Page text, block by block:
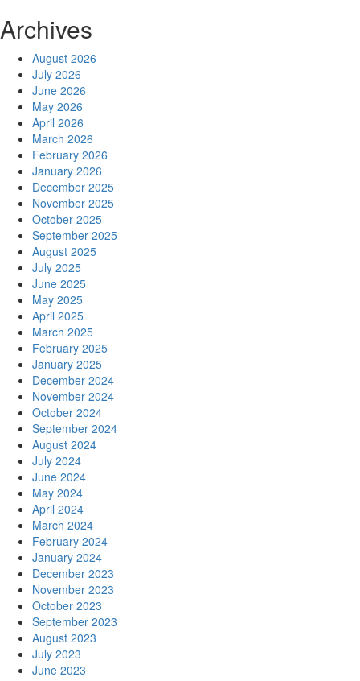
Archives
August 2026
July 2026
June 2026
May 2026
April 2026
March 2026
February 2026
January 2026
December 2025
November 2025
October 2025
September 2025
August 2025
July 2025
June 2025
May 2025
April 2025
March 2025
February 2025
January 2025
December 2024
November 2024
October 2024
September 2024
August 2024
July 2024
June 2024
May 2024
April 2024
March 2024
February 2024
January 2024
December 2023
November 2023
October 2023
September 2023
August 2023
July 2023
June 2023